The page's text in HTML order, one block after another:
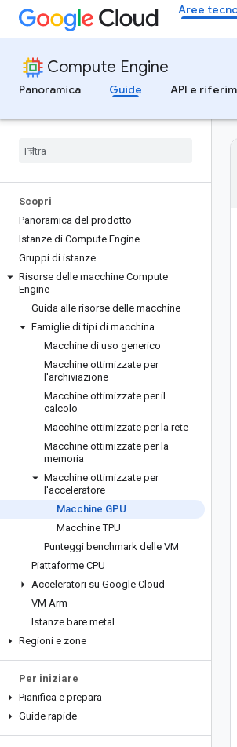
Aree
Compute Engine
Panoramica
Guide API e
Scopri
Panoramica del prodotto
Istanze di Compute Engine
Gruppi di istanze
Risorse delle macchine Compute
Engine
Guida alle risorse delle macchine
Famiglie di tipi di macchina
Macchine di uso generico
Macchine ottimizzate per
l'archiviazione
Macchine ottimizzate per il
calcolo
Macchine ottimizzate per la rete
Macchine ottimizzate per la
memoria
Macchine ottimizzate per
l'acceleratore
Macchine GPU
Macchine TPU
Punteggi benchmark delle VM
Piattaforme CPU
Acceleratori su Google Cloud
VM Arm
Istanze bare metal
Regioni e zone
Per iniziare
Pianifica e prepara
Guide rapide